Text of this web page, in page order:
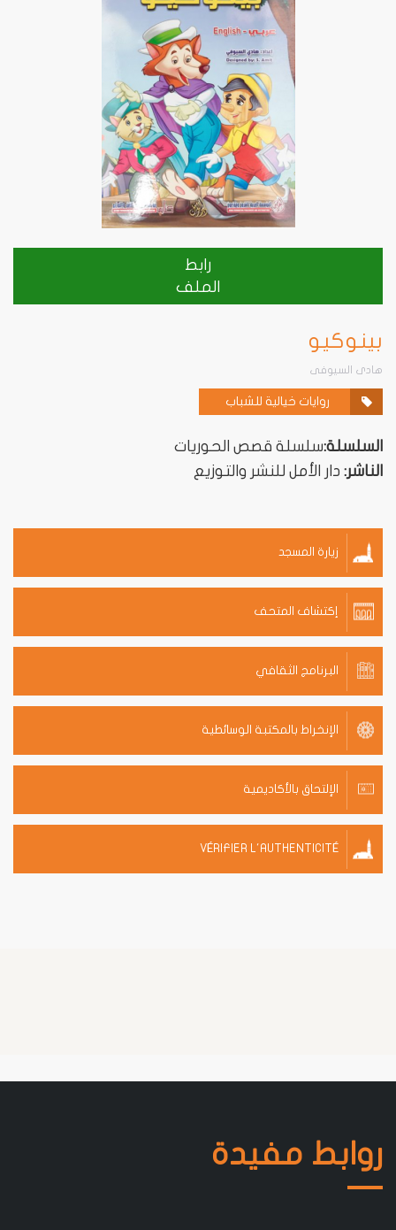
رابط
الملف
بينوكيو
هادى السيوفى
روايات خيالية للشباب
السلسلة:سلسلة قصص الحوريات
الناشر: دار الأمل للنشر والتوزيع
زيارة المسجد
إكتشاف المتحف
البرنامج الثقافي
الإنخراط بالمكتبة الوسائطية
الإلتحاق بالأكاديمية
VÉRIFIER L'AUTHENTICITÉ
روابط مفيدة